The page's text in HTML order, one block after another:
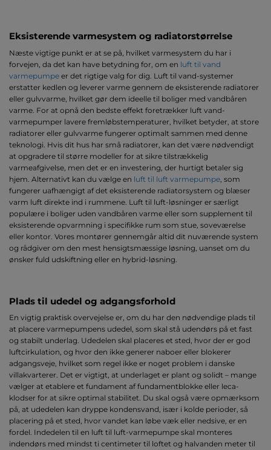
Eksisterende varmesystem og radiatorstørrelse
Næste vigtige punkt er at se på, hvilket varmesystem du har i
forvejen, da det kan have betydning for, om en luft til vand
varmepumpe er det rigtige valg for dig. Luft til vand-systemer
erstatter kedlen og leverer varme gennem de eksisterende radiatorer
eller gulvvarme, hvilket gør dem ideelle til boliger med vandbåren
varme. For at opnå den bedste effekt foretrækker luft vand-
varmepumper lavere fremløbstemperaturer, hvilket betyder, at store
radiatorer eller gulvvarme fungerer optimalt sammen med denne
teknologi. Hvis dit hus har små radiatorer, kan det være nødvendigt
at opgradere til større modeller for at sikre tilstrækkelig
varmeafgivelse, men det er en investering, der hurtigt betaler sig
hjem. Alternativt kan du vælge en luft til luft varmepumpe , som
fungerer uafhængigt af det eksisterende radiatorsystem og blæser
varm luft direkte ind i rummene. Luft til luft-løsninger er særligt
populære i boliger uden vandbåren varme eller som supplement til
eksisterende opvarmning i specifikke rum som stue, soveværelse
eller kontor. Vores montører gennemgår altid dit nuværende system
og rådgiver om den mest hensigtsmæssige løsning, uanset om du
ønsker fuld udskiftning eller en hybrid-løsning.
Plads til udedel og adgangsforhold
En vigtig praktisk overvejelse er, om du har den nødvendige plads til
at placere varmepumpens udedel, som skal stå udendørs på et fast
og stabilt underlag. Udedelen skal placeres et sted, hvor der er god
luftcirkulation, og hvor den ikke generer naboer eller blokerer
adgangsveje, hvilket som regel ikke er noget problem i danske
villakvarterer. Det er vigtigt, at underlaget er plant og solidt – mange
vælger at etablere et fundament af fundamentblokke eller leca-
klodser for at sikre optimal stabilitet. Du skal også være opmærksom
på, at udedelen kan dryppe kondensvand, især i kolde perioder, så
placering på et sted, hvor vandet kan løbe væk eller nedsive, er en
fordel. Indedelen til en luft til luft-varmepumpe skal monteres
indendørs med mindst ti centimeter til loftet og halvanden meter til